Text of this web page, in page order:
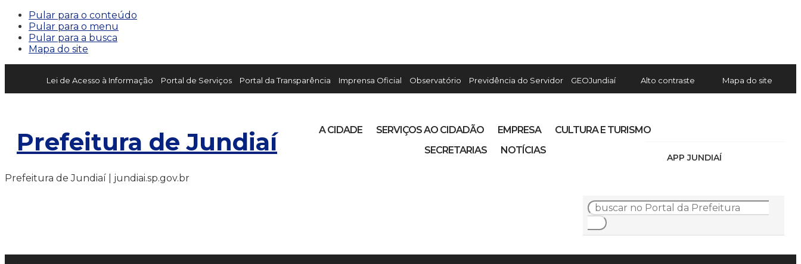
Pular para o conteúdo
Pular para o menu
Pular para a busca
Mapa do site
Lei de Acesso à Informação Portal de Serviços Portal da Transparência Imprensa Oficial Observatório Previdência do Servidor GEOJundiaí Alto contraste Mapa do site
Prefeitura de Jundiaí
APP JUNDIAÍ
A CIDADE SERVIÇOS AO CIDADÃO EMPRESA
CULTURA E TURISMO
SECRETARIAS
NOTÍCIAS
Prefeitura de Jundiaí | jundiai.sp.gov.br